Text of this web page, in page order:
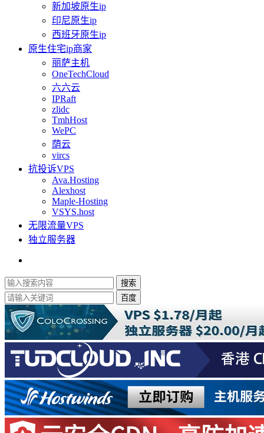
新加坡原生ip
印尼原生ip
西班牙原生ip
原生住宅ip商家
丽萨主机
OneTechCloud
六六云
IPRaft
zlidc
TmhHost
WePC
荫云
vircs
抗投诉VPS
Ava.Hosting
Alexhost
Maple-Hosting
VSYS.host
无限流量VPS
独立服务器